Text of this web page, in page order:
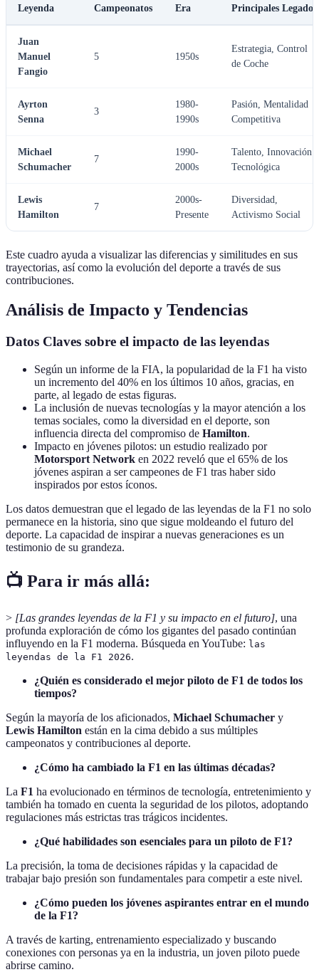
Leyenda Campeonatos Era Principales Legados
Juan
Manuel
Fangio
5 1950s
Estrategia, Control
de Coche
Ayrton
Senna
3
1980-
1990s
Pasión, Mentalidad
Competitiva
Michael
Schumacher
7
1990-
2000s
Talento, Innovación
Tecnológica
Lewis
Hamilton
7
2000s-
Presente
Diversidad,
Activismo Social
Este cuadro ayuda a visualizar las diferencias y similitudes en sus
trayectorias, así como la evolución del deporte a través de sus
contribuciones.
Análisis de Impacto y Tendencias
Datos Claves sobre el impacto de las leyendas
Según un informe de la FIA, la popularidad de la F1 ha visto
un incremento del 40% en los últimos 10 años, gracias, en
parte, al legado de estas figuras.
La inclusión de nuevas tecnologías y la mayor atención a los
temas sociales, como la diversidad en el deporte, son
influencia directa del compromiso de Hamilton.
Impacto en jóvenes pilotos: un estudio realizado por
Motorsport Network en 2022 reveló que el 65% de los
jóvenes aspiran a ser campeones de F1 tras haber sido
inspirados por estos íconos.
Los datos demuestran que el legado de las leyendas de la F1 no solo
permanece en la historia, sino que sigue moldeando el futuro del
deporte. La capacidad de inspirar a nuevas generaciones es un
testimonio de su grandeza.
📺 Para ir más allá:
> [Las grandes leyendas de la F1 y su impacto en el futuro], una
profunda exploración de cómo los gigantes del pasado continúan
influyendo en la F1 moderna. Búsqueda en YouTube: las
leyendas de la F1 2026.
¿Quién es considerado el mejor piloto de F1 de todos los
tiempos?
Según la mayoría de los aficionados, Michael Schumacher y
Lewis Hamilton están en la cima debido a sus múltiples
campeonatos y contribuciones al deporte.
¿Cómo ha cambiado la F1 en las últimas décadas?
La F1 ha evolucionado en términos de tecnología, entretenimiento y
también ha tomado en cuenta la seguridad de los pilotos, adoptando
regulaciones más estrictas tras trágicos incidentes.
¿Qué habilidades son esenciales para un piloto de F1?
La precisión, la toma de decisiones rápidas y la capacidad de
trabajar bajo presión son fundamentales para competir a este nivel.
¿Cómo pueden los jóvenes aspirantes entrar en el mundo
de la F1?
A través de karting, entrenamiento especializado y buscando
conexiones con personas ya en la industria, un joven piloto puede
abrirse camino.